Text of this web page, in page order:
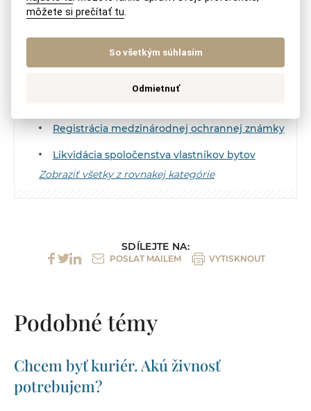
Právne služby
Pobyt a relokačné služby pre vedúcich
Registrácia medzinárodnej ochrannej známky
Likvidácia spoločenstva vlastníkov bytov
Zobraziť všetky z rovnakej kategórie
SDÍLEJTE NA:
POSLAT MAILEM VYTISKNOUT
Podobné témy
Chcem byť kuriér. Akú živnosť
potrebujem?
môžete si prečítať tu.
So všetkým súhlasím
Odmietnuť